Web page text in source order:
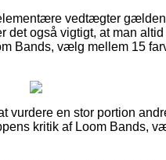
vedtægter
det også vigtigt, at man
Bands, vælg mellem 15
vurdere en stor portion
kritik af Loom Bands,